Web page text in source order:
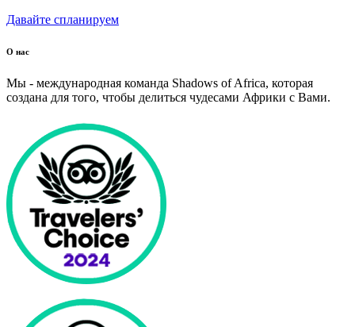
Давайте спланируем
О нас
Мы - международная команда Shadows of Africa, которая
создана для того, чтобы делиться чудесами Африки с Вами.